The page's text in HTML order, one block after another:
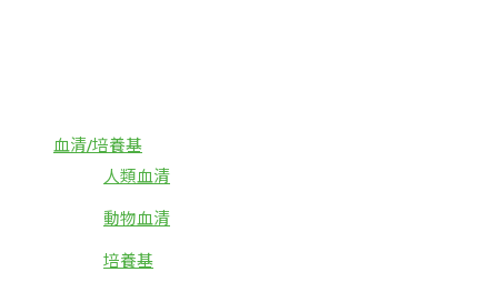
血清/培養基
人類血清
動物血清
培養基